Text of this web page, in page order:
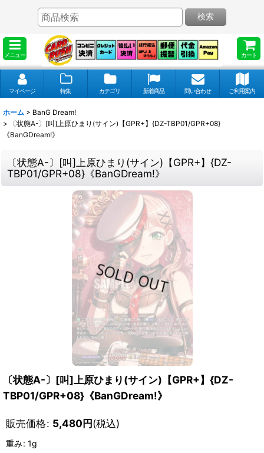
メニュー カート
検索
マイページ 特集 カテゴリ 新着商品 問い合わせ ご利用案内
ホーム > BanG Dream!
>
〔状態A-〕[叫]上原ひまり(サイン)【GPR+】{DZ-TBP01/GPR+08}
《BanGDream!》
〔状態A-〕[叫]上原ひまり(サイン)【GPR+】{DZ-
TBP01/GPR+08}《BanGDream!》
〔状態A-〕[叫]上原ひまり(サイン)【GPR+】{DZ-
TBP01/GPR+08}《BanGDream!》
販売価格: 5,480円(税込)
重み: 1g